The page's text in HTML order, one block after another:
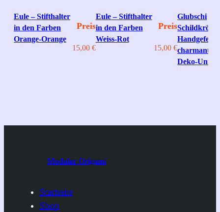
Eule – Stifthalter
in den Farben
Orange-Orange
Preis
15,00 €
Eule – Stifthalter
in den Farben
Weiss-Rot
Preis
15,00€
Glubschi
Schildkröte
charmantes
Modular Origami
Startseite
Shop